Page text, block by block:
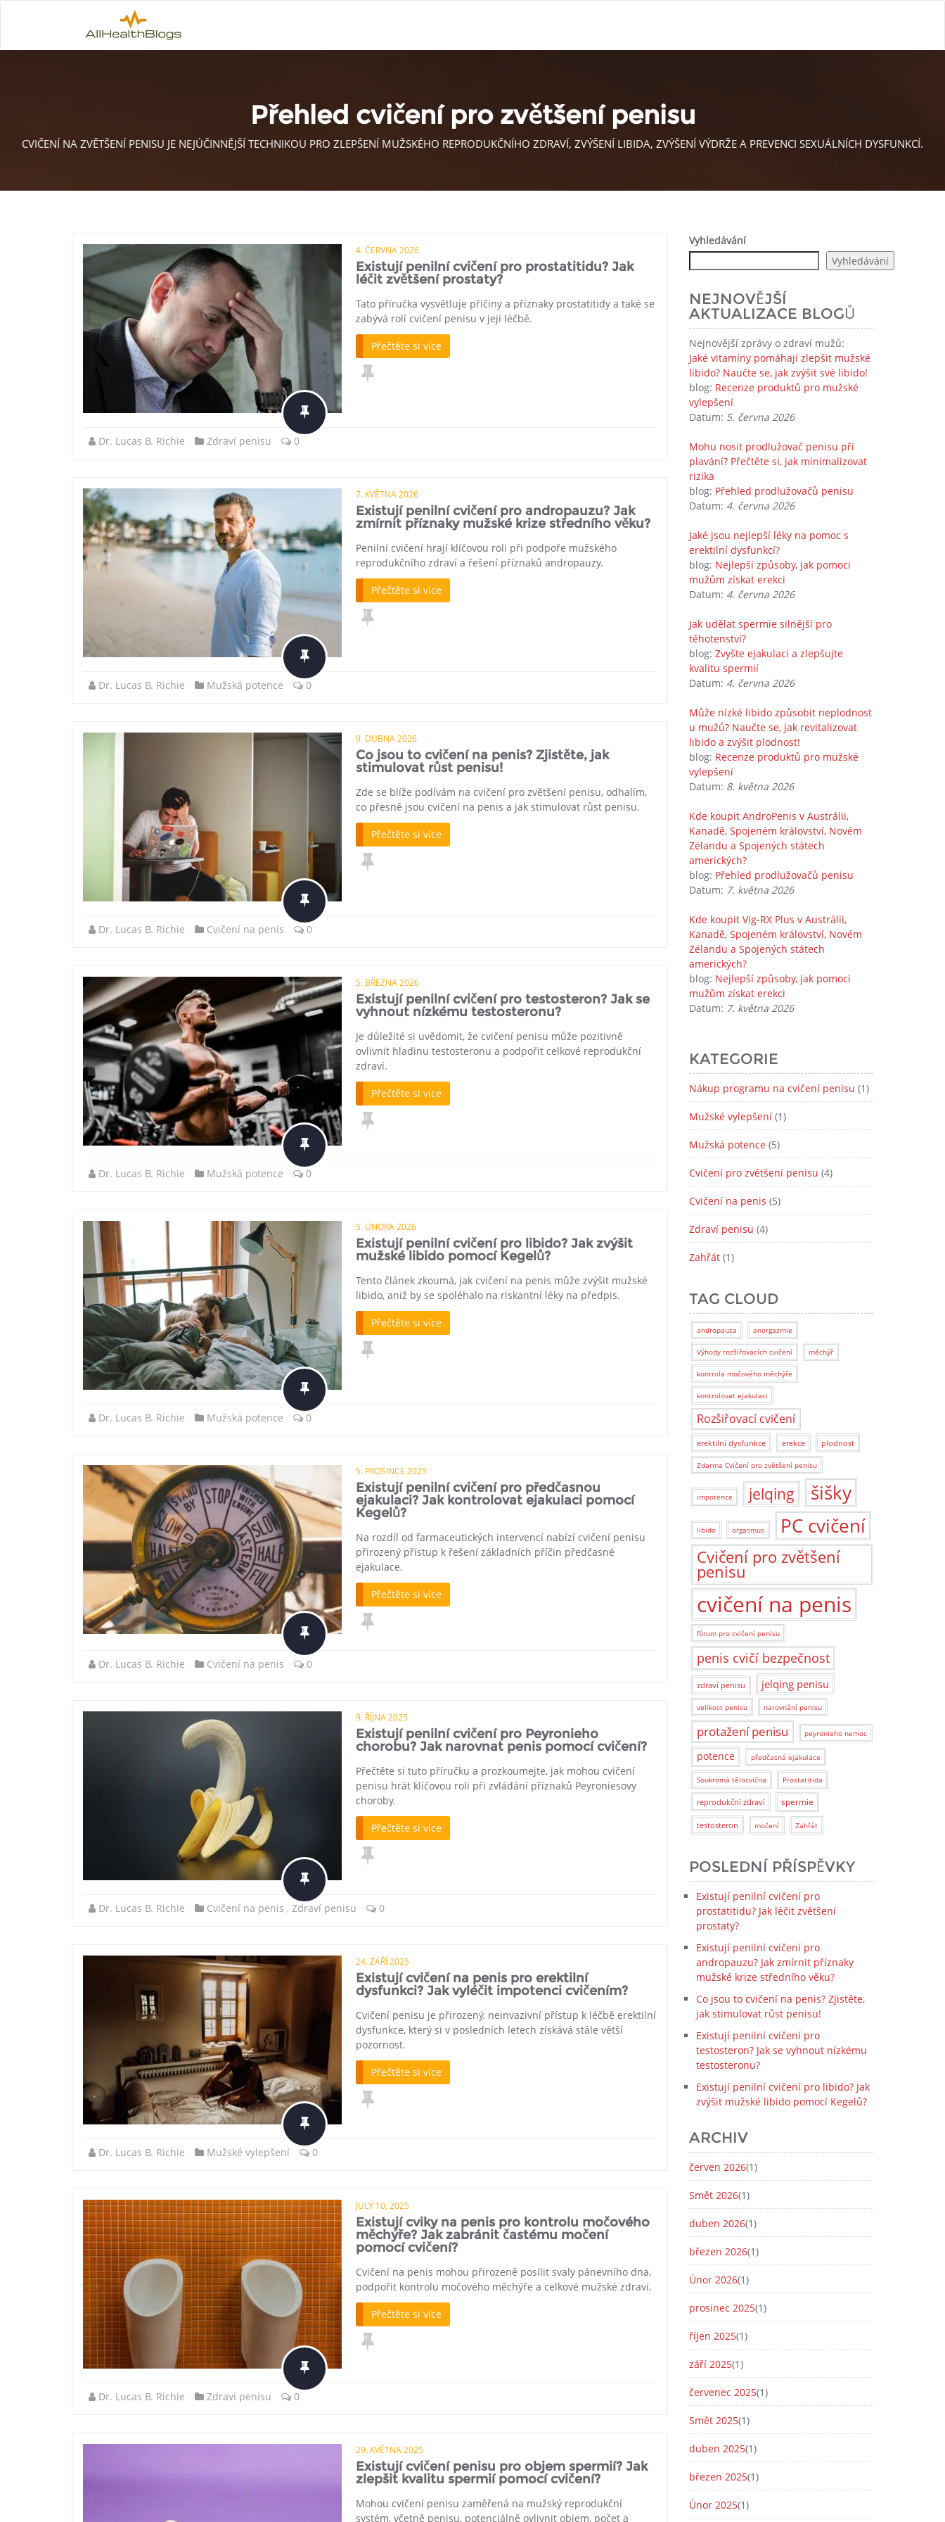
Přehled cvičení pro zvětšení penisu
CVIČENÍ NA ZVĚTŠENÍ PENISU JE NEJÚČINNĚJŠÍ TECHNIKOU PRO ZLEPŠENÍ MUŽSKÉHO REPRODUKČNÍHO ZDRAVÍ, ZVÝŠENÍ LIBIDA, ZVÝŠENÍ VÝDRŽE A PREVENCI SEXUÁLNÍCH DYSFUNKCÍ.
4. ČERVNA 2026
Existují penilní cvičení pro prostatitidu? Jak
léčit zvětšení prostaty?
Tato příručka vysvětluje příčiny a příznaky prostatitidy a také se
zabývá rolí cvičení penisu v její léčbě.
Přečtěte si více
Dr. Lucas B. Richie Zdraví penisu 0
7. KVĚTNA 2026
Existují penilní cvičení pro andropauzu? Jak
zmírnit příznaky mužské krize středního věku?
Penilní cvičení hrají klíčovou roli při podpoře mužského
reprodukčního zdraví a řešení příznaků andropauzy.
Přečtěte si více
Dr. Lucas B. Richie Mužská potence 0
9. DUBNA 2026
Co jsou to cvičení na penis? Zjistěte, jak
stimulovat růst penisu!
Zde se blíže podívám na cvičení pro zvětšení penisu, odhalím,
co přesně jsou cvičení na penis a jak stimulovat růst penisu.
Přečtěte si více
Dr. Lucas B. Richie Cvičení na penis 0
5. BŘEZNA 2026
Existují penilní cvičení pro testosteron? Jak se
vyhnout nízkému testosteronu?
Je důležité si uvědomit, že cvičení penisu může pozitivně
ovlivnit hladinu testosteronu a podpořit celkové reprodukční
zdraví.
Přečtěte si více
Dr. Lucas B. Richie Mužská potence 0
5. ÚNORA 2026
Existují penilní cvičení pro libido? Jak zvýšit
mužské libido pomocí Kegelů?
Tento článek zkoumá, jak cvičení na penis může zvýšit mužské
libido, aniž by se spoléhalo na riskantní léky na předpis.
Přečtěte si více
Dr. Lucas B. Richie Mužská potence 0
5. PROSINCE 2025
Existují penilní cvičení pro předčasnou
ejakulaci? Jak kontrolovat ejakulaci pomocí
Kegelů?
Na rozdíl od farmaceutických intervencí nabízí cvičení penisu
přirozený přístup k řešení základních příčin předčasné
ejakulace.
Přečtěte si více
Dr. Lucas B. Richie Cvičení na penis 0
9. ŘÍJNA 2025
Existují penilní cvičení pro Peyronieho
chorobu? Jak narovnat penis pomocí cvičení?
Přečtěte si tuto příručku a prozkoumejte, jak mohou cvičení
penisu hrát klíčovou roli při zvládání příznaků Peyroniesovy
choroby.
Přečtěte si více
Dr. Lucas B. Richie Cvičení na penis , Zdraví penisu 0
24. ZÁŘÍ 2025
Existují cvičení na penis pro erektilní
dysfunkci? Jak vyléčit impotenci cvičením?
Cvičení penisu je přirozený, neinvazivní přístup k léčbě erektilní
dysfunkce, který si v posledních letech získává stále větší
pozornost.
Přečtěte si více
Dr. Lucas B. Richie Mužské vylepšení 0
JULY 10, 2025
Existují cviky na penis pro kontrolu močového
měchýře? Jak zabránit častému močení
pomocí cvičení?
Cvičení na penis mohou přirozeně posílit svaly pánevního dna,
podpořit kontrolu močového měchýře a celkové mužské zdraví.
Přečtěte si více
Dr. Lucas B. Richie Zdraví penisu 0
29. KVĚTNA 2025
Existují cvičení penisu pro objem spermií? Jak
zlepšit kvalitu spermií pomocí cvičení?
Mohou cvičení penisu zaměřená na mužský reprodukční
systém, včetně penisu, potenciálně ovlivnit objem, počet a
Vyhledávání
Vyhledávání
NEJNOVĚJŠÍ
AKTUALIZACE BLOGŮ
Nejnovější zprávy o zdraví mužů:
Jaké vitamíny pomáhají zlepšit mužské
libido? Naučte se, jak zvýšit své libido!
blog: Recenze produktů pro mužské
vylepšení
Datum: 5. června 2026
Mohu nosit prodlužovač penisu při
plavání? Přečtěte si, jak minimalizovat
rizika
blog: Přehled prodlužovačů penisu
Datum: 4. června 2026
Jaké jsou nejlepší léky na pomoc s
erektilní dysfunkcí?
blog: Nejlepší způsoby, jak pomoci
mužům získat erekci
Datum: 4. června 2026
Jak udělat spermie silnější pro
těhotenství?
blog: Zvyšte ejakulaci a zlepšujte
kvalitu spermií
Datum: 4. června 2026
Může nízké libido způsobit neplodnost
u mužů? Naučte se, jak revitalizovat
libido a zvýšit plodnost!
blog: Recenze produktů pro mužské
vylepšení
Datum: 8. května 2026
Kde koupit AndroPenis v Austrálii,
Kanadě, Spojeném království, Novém
Zélandu a Spojených státech
amerických?
blog: Přehled prodlužovačů penisu
Datum: 7. května 2026
Kde koupit Vig-RX Plus v Austrálii,
Kanadě, Spojeném království, Novém
Zélandu a Spojených státech
amerických?
blog: Nejlepší způsoby, jak pomoci
mužům získat erekci
Datum: 7. května 2026
KATEGORIE
Nákup programu na cvičení penisu (1)
Mužské vylepšení(1)
Mužská potence(5)
Cvičení pro zvětšení penisu (4)
Cvičení na penis (5)
Zdraví penisu (4)
Zahřát(1)
TAG CLOUD
andropauza anorgazmie
Výhody rozšiřovacích cvičení měchýř
kontrola močového měchýře
kontrolovat ejakulaci
Rozšiřovací cvičení
erektilní dysfunkce erekce plodnost
Zdarma Cvičení pro zvětšení penisu
impotence jelqing šišky
libido orgasmus PC cvičení
Cvičení pro zvětšení
penisu
cvičení na penis
fórum pro cvičení penisu
penis cvičí bezpečnost
zdraví penisu jelqing penisu
velikost penisu narovnání penisu
protažení penisu peyronieho nemoc
potence předčasná ejakulace
Soukromá tělocvična Prostatitida
reprodukční zdraví spermie
testosteron močení Zahřát
POSLEDNÍ PŘÍSPĚVKY
Existují penilní cvičení pro
prostatitidu? Jak léčit zvětšení
prostaty?
Existují penilní cvičení pro
andropauzu? Jak zmírnit příznaky
mužské krize středního věku?
Co jsou to cvičení na penis? Zjistěte,
jak stimulovat růst penisu!
Existují penilní cvičení pro
testosteron? Jak se vyhnout nízkému
testosteronu?
Existují penilní cvičení pro libido? Jak
zvýšit mužské libido pomocí Kegelů?
ARCHIV
červen 2026(1)
Smět 2026(1)
duben 2026(1)
březen 2026(1)
Únor 2026(1)
prosinec 2025(1)
říjen 2025(1)
září 2025(1)
červenec 2025(1)
Smět 2025(1)
duben 2025(1)
březen 2025(1)
Únor 2025(1)